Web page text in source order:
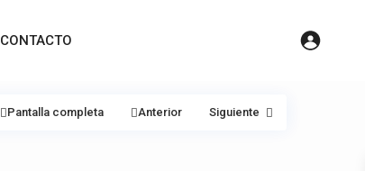
CONTACTO
Pantalla completa Anterior Siguiente